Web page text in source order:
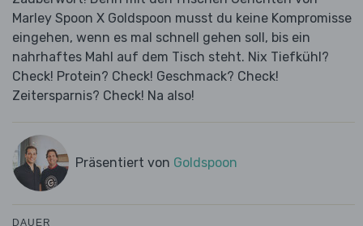
Marley Spoon X Goldspoon musst du keine Kompromisse
eingehen, wenn es mal schnell gehen soll, bis ein
nahrhaftes Mahl auf dem Tisch steht. Nix Tiefkühl?
Check! Protein? Check! Geschmack? Check!
Zeitersparnis? Check! Na also!
Präsentiert von Goldspoon
DAUER